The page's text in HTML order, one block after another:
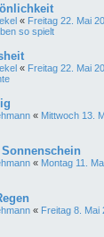
« Freitag 22. Mai
so spielt
« Freitag 22. Mai
« Mittwoch 13.
« Montag 11.
« Freitag 8. Mai